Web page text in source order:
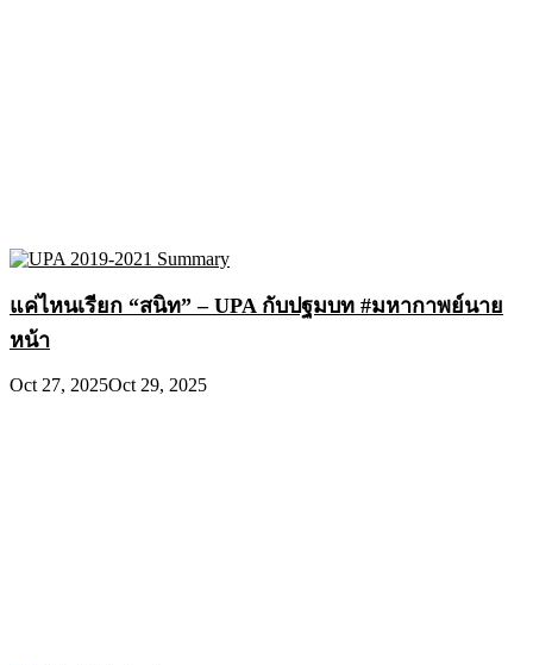
แค่ไหนเรียก “สนิท” – UPA กับปฐมบท #มหากาพย์นาย
หน้า
Oct 27, 2025Oct 29, 2025